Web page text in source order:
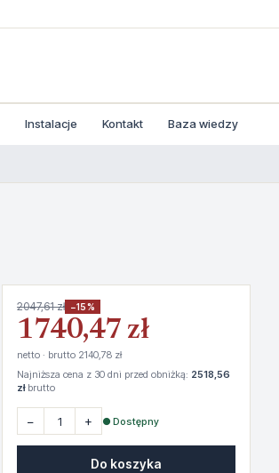
Instalacje Kontakt Baza wiedzy
2047,61 zł −15%
1740,47 zł
netto · brutto 2140,78 zł
Najniższa cena z 30 dni przed obniżką: 2518,56
złbrutto
− + ● Dostępny
Do koszyka